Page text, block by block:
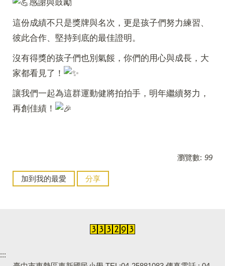
感謝與鼓勵
這份成績不只是獎牌與名次，更是孩子們努力練習、
彼此合作、堅持到底的最佳證明。
沒有得獎的孩子們也別氣餒，你們的用心與成長，大
家都看見了！
讓我們一起為這群運動健將拍拍手，明年繼續努力，
再創佳績！
瀏覽數: 99
加到我的最愛 分享
:::